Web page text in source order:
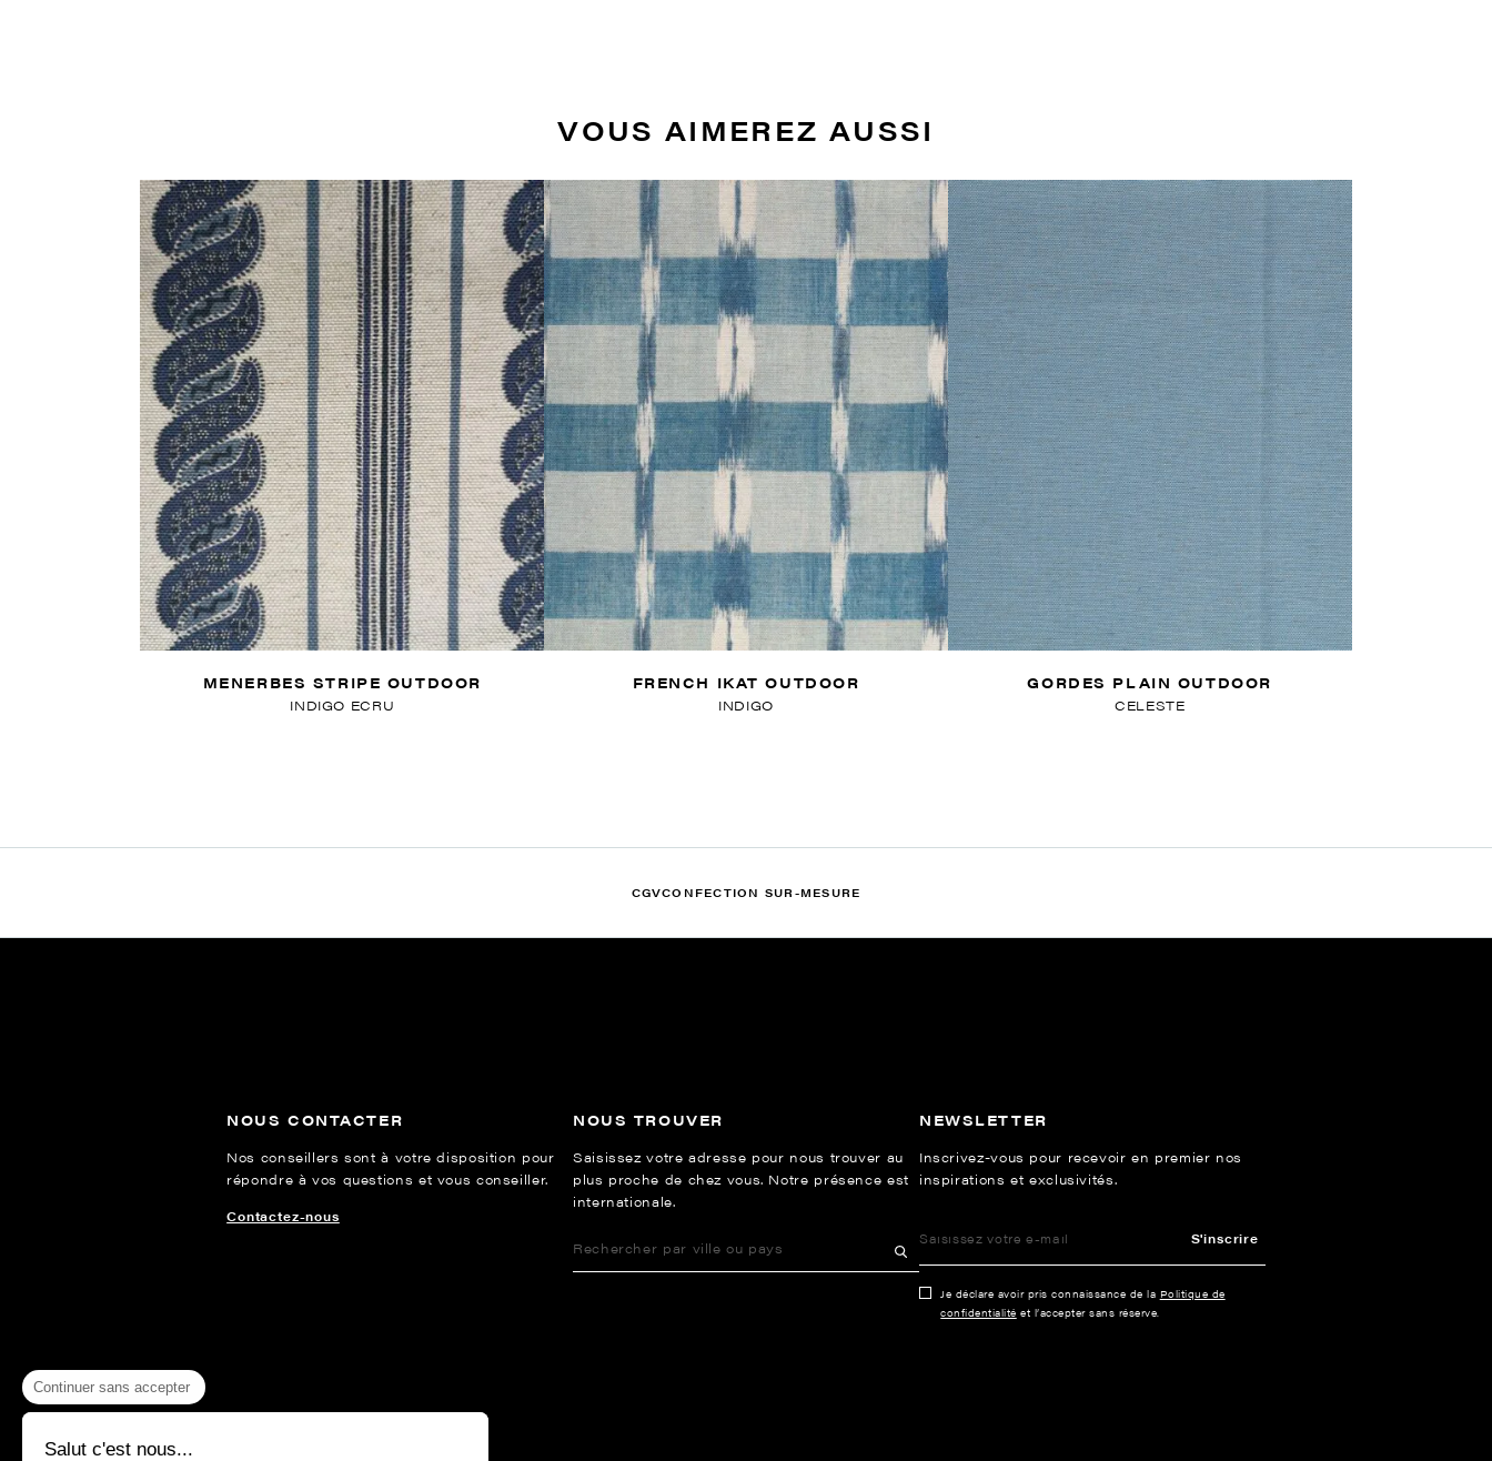
VOUS AIMEREZ AUSSI
MENERBES STRIPE OUTDOOR
INDIGO ECRU
FRENCH IKAT OUTDOOR
INDIGO
GORDES PLAIN OUTDOOR
CELESTE
CGVCONFECTION SUR-MESURE
NOUS CONTACTER
Nos conseillers sont à votre disposition pour
répondre à vos questions et vous conseiller.
Contactez-nous
NOUS TROUVER
Saisissez votre adresse pour nous trouver au
plus proche de chez vous. Notre présence est
internationale.
NEWSLETTER
Inscrivez-vous pour recevoir en premier nos
inspirations et exclusivités.
S'inscrire
Je déclare avoir pris connaissance de la Politique de
confidentialité et l’accepter sans réserve.
Continuer sans accepter
Salut c'est nous...